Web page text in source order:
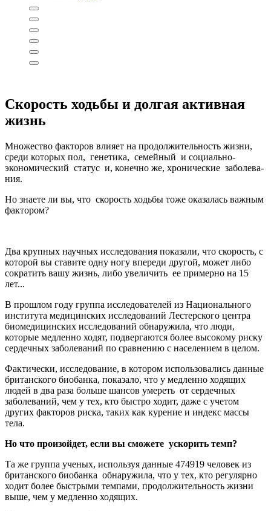
Скорость ходьбы и долгая активная
жизнь
Множество факторов влияет на продолжительность жизни,
среди которых пол, генетика, семейный и социально-
экономический статус и, конечно же, хронические заболева­
ния.
Но знаете ли вы, что скорость ходьбы тоже оказалась важным
фактором?
Два крупных научных исследования показали, что скорость, с
которой вы ставите одну ногу впереди другой, может либо
сократить вашу жизнь, либо увеличить ее примерно на 15
лет...
В прошлом году группа исследователей из Национального
института медицин­ских исследований Лестерского центра
биомедицин­ских исследований обнаружила, что люди,
которые медленно ходят, подвергаются более высокому риску
сердечных заболева­ний по сравнению с населением в целом.
Фактически, исследование, в котором использова­лись данные
британского биобанка, показало, что у медленно ходящих
людей в два раза больше шансов умереть от сердечных
заболева­ний, чем у тех, кто быстро ходит, даже с учетом
других факторов риска, таких как курение и индекс массы
тела.
Но что произойдет, если вы сможете ускорить темп?
Та же группа ученых, используя данные 474919 человек из
британского биобанка обнаружила, что у тех, кто регулярно
ходит более быстрыми темпами, продолжительность жизни
выше, чем у медленно ходящих.